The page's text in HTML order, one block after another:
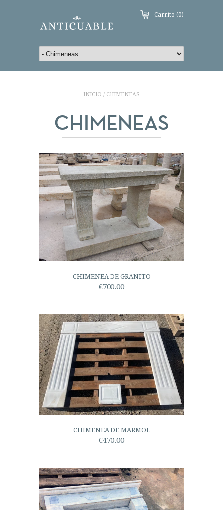
Carrito (0)
INICIO / CHIMENEAS
CHIMENEAS
CHIMENEA DE GRANITO
€700.00
CHIMENEA DE MARMOL
€470.00